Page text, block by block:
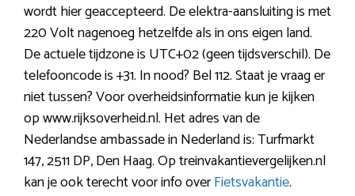
wordt hier geaccepteerd. De elektra-aansluiting is met
220 Volt nagenoeg hetzelfde als in ons eigen land.
De actuele tijdzone is UTC+02 (geen tijdsverschil). De
telefooncode is +31. In nood? Bel 112. Staat je vraag er
niet tussen? Voor overheidsinformatie kun je kijken
op www.rijksoverheid.nl. Het adres van de
Nederlandse ambassade in Nederland is: Turfmarkt
147, 2511 DP, Den Haag. Op treinvakantievergelijken.nl
kan je ook terecht voor info overFietsvakantie.